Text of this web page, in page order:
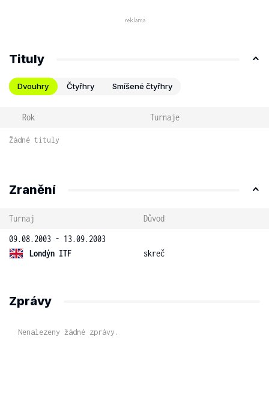
Tituly
Dvouhry Čtyřhry Smíšené čtyřhry
Rok Turnaje
Žádné tituly
Zranění
Turnaj
Důvod
09.08.2003 - 13.09.2003
Londýn ITF
skreč
Zprávy
Nenalezeny žádné zprávy.